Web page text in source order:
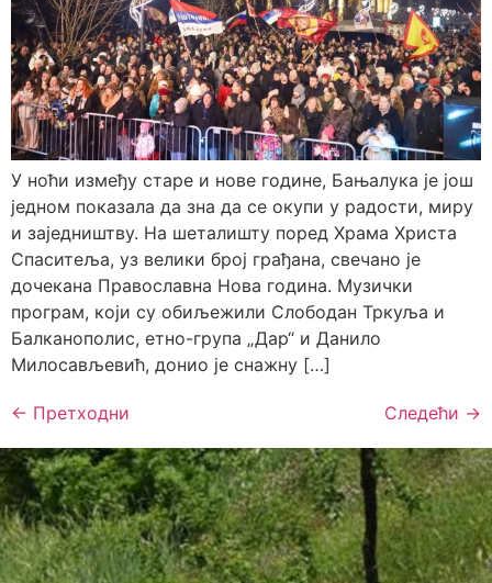
У ноћи између старе и нове године, Бањалука је још
једном показала да зна да се окупи у радости, миру
и заједништву. На шеталишту поред Храма Христа
Спаситеља, уз велики број грађана, свечано је
дочекана Православна Нова година. Музички
програм, који су обиљежили Слободан Тркуља и
Балканополис, етно-група „Дар“ и Данило
Милосављевић, донио је снажну […]
← Претходни Следећи →